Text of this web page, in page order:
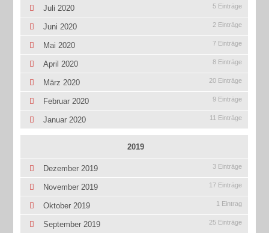
Juli 2020 5 Einträge
Juni 2020 2 Einträge
Mai 2020 7 Einträge
April 2020 8 Einträge
März 2020 20 Einträge
Februar 2020 9 Einträge
Januar 2020 11 Einträge
2019
Dezember 2019 3 Einträge
November 2019 17 Einträge
Oktober 2019 1 Eintrag
September 2019 25 Einträge